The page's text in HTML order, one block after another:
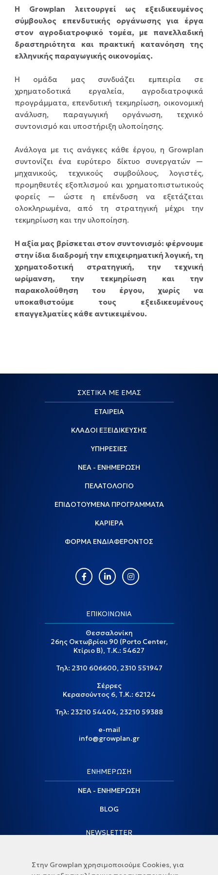
Στην Growplan χρησιμοποιούμε Cookies, για
Η Growplan λειτουργεί ως εξειδικευμένος
σύμβουλος επενδυτικής οργάνωσης για έργα
στον αγροδιατροφικό τομέα, με πανελλαδική
δραστηριότητα και πρακτική κατανόηση της
ελληνικής παραγωγικής οικονομίας.
Η ομάδα μας συνδυάζει εμπειρία σε
χρηματοδοτικά εργαλεία, αγροδιατροφικά
προγράμματα, επενδυτική τεκμηρίωση, οικονομική
ανάλυση, παραγωγική οργάνωση, τεχνικό
συντονισμό και υποστήριξη υλοποίησης.
Ανάλογα με τις ανάγκες κάθε έργου, η Growplan
συντονίζει ένα ευρύτερο δίκτυο συνεργατών —
μηχανικούς, τεχνικούς συμβούλους, λογιστές,
προμηθευτές εξοπλισμού και χρηματοπιστωτικούς
φορείς — ώστε η επένδυση να εξετάζεται
ολοκληρωμένα, από τη στρατηγική μέχρι την
τεκμηρίωση και την υλοποίηση.
Η αξία μας βρίσκεται στον συντονισμό: φέρνουμε
στην ίδια διαδρομή την επιχειρηματική λογική, τη
χρηματοδοτική στρατηγική, την τεχνική
ωρίμανση, την τεκμηρίωση και την
παρακολούθηση του έργου, χωρίς να
υποκαθιστούμε τους εξειδικευμένους
επαγγελματίες κάθε αντικειμένου.
ΣΧΕΤΙΚΑ ΜΕ ΕΜΑΣ
ΕΤΑΙΡΕΙΑ
ΚΛΑΔΟΙ ΕΞΕΙΔΙΚΕΥΣΗΣ
ΥΠΗΡΕΣΙΕΣ
ΝΕΑ - ΕΝΗΜΕΡΩΣΗ
ΠΕΛΑΤΟΛΟΓΙΟ
ΕΠΙΔΟΤΟΥΜΕΝΑ ΠΡΟΓΡΑΜΜΑΤΑ
ΚΑΡΙΕΡΑ
ΦΟΡΜΑ ΕΝΔΙΑΦΕΡΟΝΤΟΣ
ΕΠΙΚΟΙΝΩΝΙΑ
Θεσσαλονίκη
26ης Οκτωβρίου 90 (Porto Center,
Κτίριο Β), Τ.Κ.: 54627
Τηλ: 2310 606600, 2310 551947
Σέρρες
Κερασούντος 6, Τ.Κ.: 62124
Τηλ: 23210 54404, 23210 59388
e-mail
info@growplan.gr
ΕΝΗΜΕΡΩΣΗ
ΝΕΑ - ΕΝΗΜΕΡΩΣΗ
BLOG
NEWSLETTER